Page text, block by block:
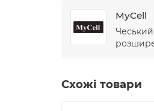
MyCell
Чеський
Схожі товари